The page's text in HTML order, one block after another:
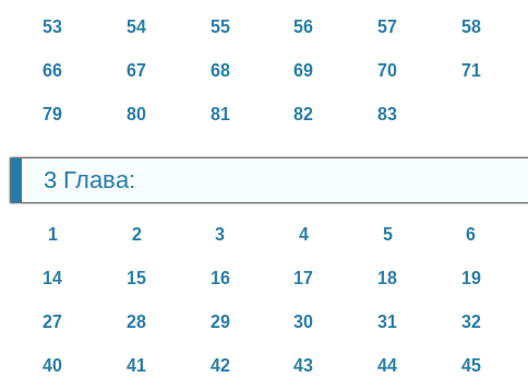
53 54 55 56 57 58
66 67 68 69 70 71
79 80 81 82 83
3 Глава:
1 2 3 4 5 6
14 15 16 17 18 19
27 28 29 30 31 32
40 41 42 43 44 45